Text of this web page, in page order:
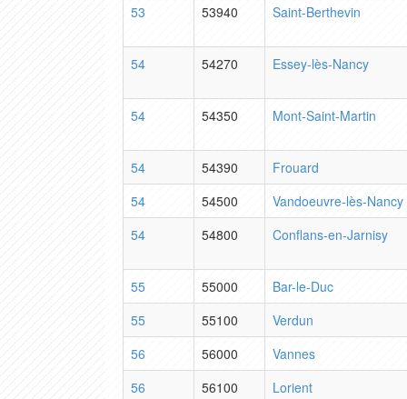
53
53940 Saint-Berthevin
54 54270 Essey-lès-Nancy
54 54350 Mont-Saint-Martin
54 54390
Frouard
54
54500
Vandoeuvre-lès-Nancy
54
54800 Conflans-en-Jarnisy
55 55000
Bar-le-Duc
55
55100
Verdun
56
56000
Vannes
56
56100
Lorient